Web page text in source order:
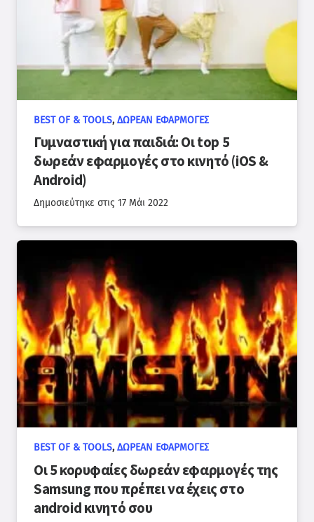
BEST OF & TOOLS,ΔΩΡΕΆΝ ΕΦΑΡΜΟΓΈΣ
Γυμναστική για παιδιά: Οι top 5
δωρεάν εφαρμογές στο κινητό (iOS &
Android)
Δημοσιεύτηκε στις 17 Μάι 2022
BEST OF & TOOLS,ΔΩΡΕΆΝ ΕΦΑΡΜΟΓΈΣ
Οι 5 κορυφαίες δωρεάν εφαρμογές της
Samsung που πρέπει να έχεις στο
android κινητό σου